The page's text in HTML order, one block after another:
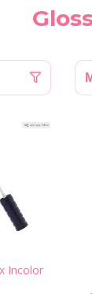
Incolor